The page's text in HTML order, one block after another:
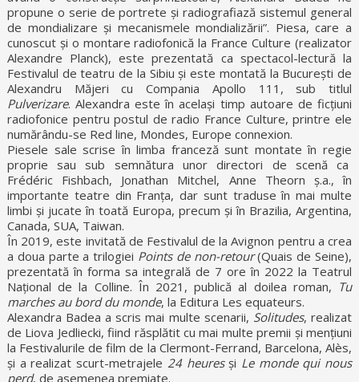
propune o serie de portrete și radiografiază sistemul general
de mondializare și mecanismele mondializării”. Piesa, care a
cunoscut și o montare radiofonică la France Culture (realizator
Alexandre Planck), este prezentată ca spectacol-lectură la
Festivalul de teatru de la Sibiu și este montată la București de
Alexandru Măjeri cu Compania Apollo 111, sub titlul
Pulverizare. Alexandra este în același timp autoare de ficțiuni
radiofonice pentru postul de radio France Culture, printre ele
numărându-se Red line, Mondes, Europe connexion.
Piesele sale scrise în limba franceză sunt montate în regie
proprie sau sub semnătura unor directori de scenă ca
Frédéric Fishbach, Jonathan Mitchel, Anne Theorn ș.a., în
importante teatre din Franța, dar sunt traduse în mai multe
limbi și jucate în toată Europa, precum și în Brazilia, Argentina,
Canada, SUA, Taiwan.
În 2019, este invitată de Festivalul de la Avignon pentru a crea
a doua parte a trilogiei Points de non-retour(Quais de Seine),
prezentată în forma sa integrală de 7 ore în 2022 la Teatrul
Național de la Colline. În 2021, publică al doilea roman, Tu
marches au bord du monde, la Editura Les equateurs.
Alexandra Badea a scris mai multe scenarii, Solitudes, realizat
de Liova Jedliecki, fiind răsplătit cu mai multe premii și mențiuni
la Festivalurile de film de la Clermont-Ferrand, Barcelona, Alès,
și a realizat scurt-metrajele 24 heuresși Le monde qui nous
perd, de asemenea premiate.